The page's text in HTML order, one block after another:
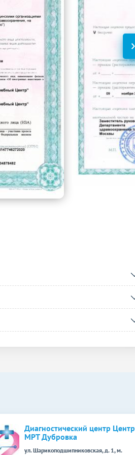
-
С контрастом
С контрастом
-
С контрастом
-
Диагностический центр Центр
МРТ Дубровка
ул. Шарикоподшипниковская, д. 1, м.